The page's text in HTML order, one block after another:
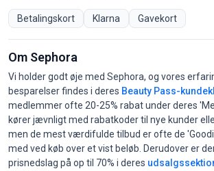
Betalingskort Klarna Gavekort
Om Sephora
Vi holder godt øje med Sephora, og vores
besparelser findes i deres Beauty Pass-
medlemmer ofte 20-25% rabat under deres
kører jævnligt med rabatkoder til nye kunder
men de mest værdifulde tilbud er ofte de
med ved køb over et vist beløb. Derudover er
prisnedslag på op til 70% i deres